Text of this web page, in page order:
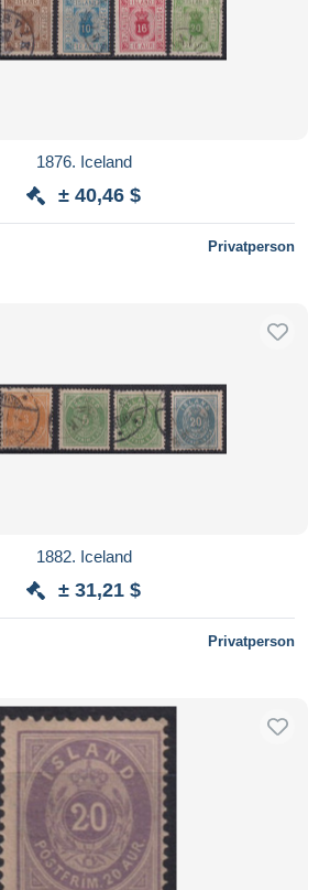
1876. Iceland
± 40,46 $
Privatperson
1882. Iceland
± 31,21 $
Privatperson